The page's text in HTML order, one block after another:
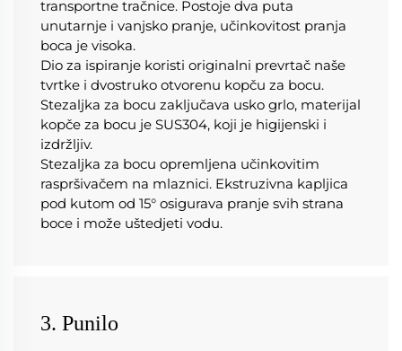
transportne tračnice. Postoje dva puta
unutarnje i vanjsko pranje, učinkovitost pranja
boca je visoka.
Dio za ispiranje koristi originalni prevrtač naše
tvrtke i dvostruko otvorenu kopču za bocu.
Stezaljka za bocu zaključava usko grlo, materijal
kopče za bocu je SUS304, koji je higijenski i
izdržljiv.
Stezaljka za bocu opremljena učinkovitim
raspršivačem na mlaznici. Ekstruzivna kapljica
pod kutom od 15° osigurava pranje svih strana
boce i može uštedjeti vodu.
3. Punilo